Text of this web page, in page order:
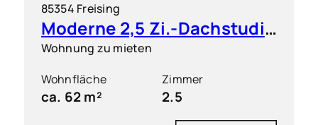
85354 Freising
Moderne 2,5 Zi.-Dachstudio-Wohnung mit West-Balkon
Wohnung zu mieten
Wohnfläche
ca. 62 m²
Zimmer
2.5